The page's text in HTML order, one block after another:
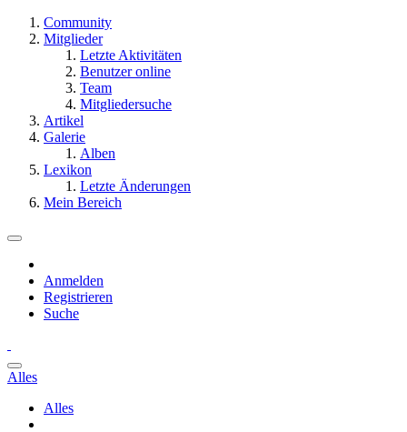
Community
Mitglieder
Letzte Aktivitäten
Benutzer online
Team
Mitgliedersuche
Artikel
Galerie
Alben
Lexikon
Letzte Änderungen
Mein Bereich
Anmelden
Registrieren
Suche
Alles
Alles